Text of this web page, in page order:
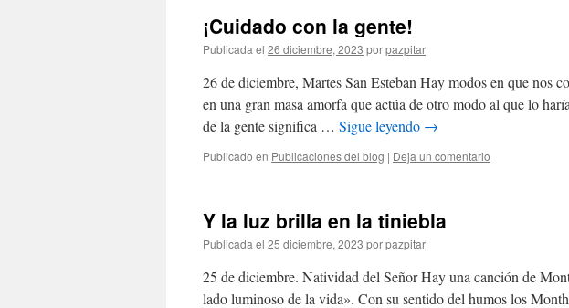
¡Cuidado con la gente!
Publicada el 26 diciembre, 2023 porpazpitar
26 de diciembre, Martes San Esteban Hay modos en que nos
en una gran masa amorfa que actúa de otro modo al que lo
de la gente significa … Sigue leyendo →
Publicado en Publicaciones del blog | Deja un comentario
Y la luz brilla en la tiniebla
Publicada el 25 diciembre, 2023 porpazpitar
25 de diciembre. Natividad del Señor Hay una canción de
lado luminoso de la vida». Con su sentido del humos los